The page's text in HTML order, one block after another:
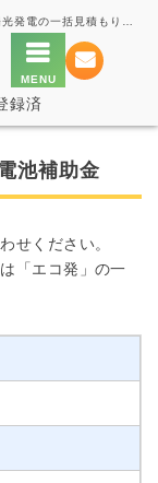
録済
池補助金
せください。
「エコ発」の一